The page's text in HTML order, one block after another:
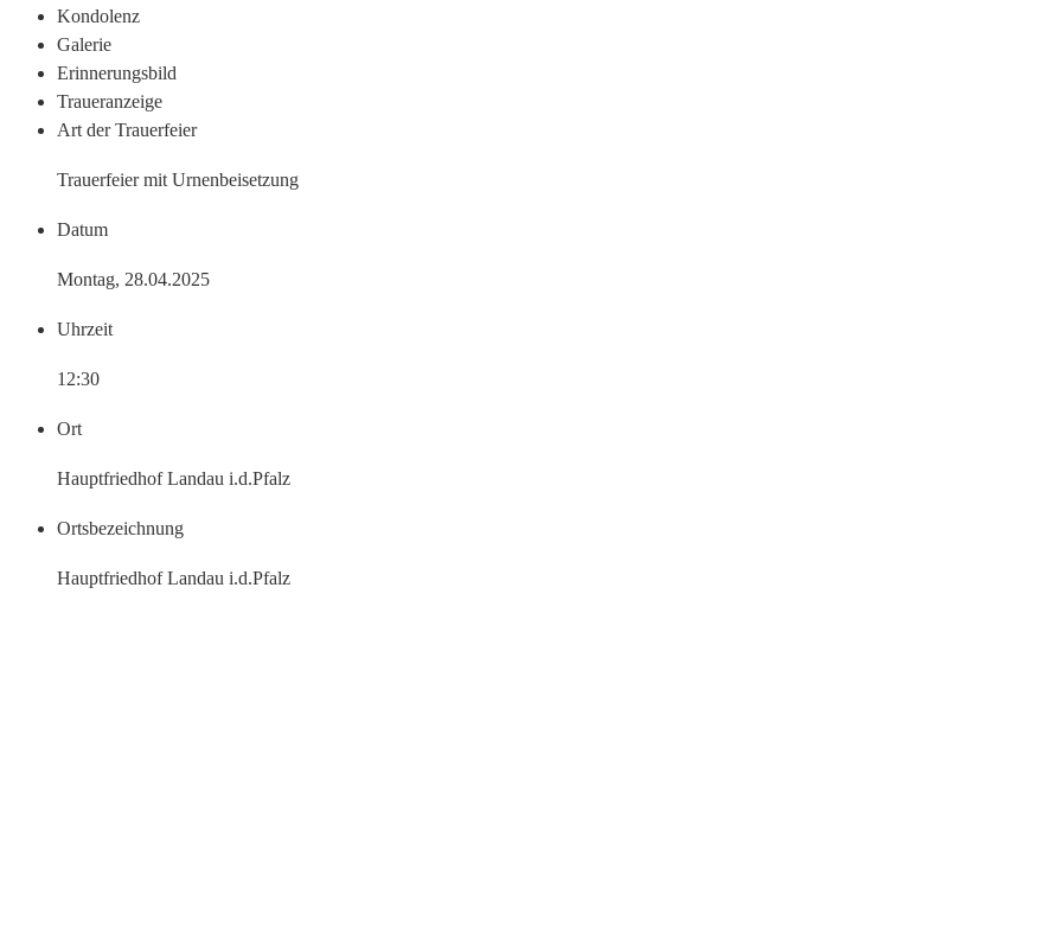
Kondo­lenz
Galerie
Erinne­rungs­bild
Trauer­anzeige
Art der Trauerfeier
Trauerfeier mit Urnenbeisetzung
Datum
Montag, 28.04.2025
Uhrzeit
12:30
Ort
Hauptfriedhof Landau i.d.Pfalz
Ortsbezeichnung
Hauptfriedhof Landau i.d.Pfalz